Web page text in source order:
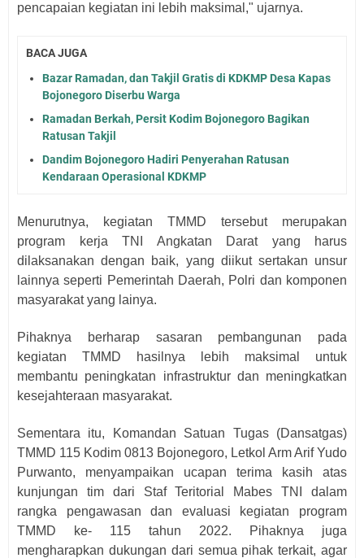
pencapaian kegiatan ini lebih maksimal," ujarnya.
BACA JUGA
Bazar Ramadan, dan Takjil Gratis di KDKMP Desa Kapas
Bojonegoro Diserbu Warga
Ramadan Berkah, Persit Kodim Bojonegoro Bagikan
Ratusan Takjil
Dandim Bojonegoro Hadiri Penyerahan Ratusan
Kendaraan Operasional KDKMP
Menurutnya, kegiatan TMMD tersebut merupakan
program kerja TNI Angkatan Darat yang harus
dilaksanakan dengan baik, yang diikut sertakan unsur
lainnya seperti Pemerintah Daerah, Polri dan komponen
masyarakat yang lainya.
Pihaknya berharap sasaran pembangunan pada
kegiatan TMMD hasilnya lebih maksimal untuk
membantu peningkatan infrastruktur dan meningkatkan
kesejahteraan masyarakat.
Sementara itu, Komandan Satuan Tugas (Dansatgas)
TMMD 115 Kodim 0813 Bojonegoro, Letkol Arm Arif Yudo
Purwanto, menyampaikan ucapan terima kasih atas
kunjungan tim dari Staf Teritorial Mabes TNI dalam
rangka pengawasan dan evaluasi kegiatan program
TMMD ke- 115 tahun 2022. Pihaknya juga
mengharapkan dukungan dari semua pihak terkait, agar